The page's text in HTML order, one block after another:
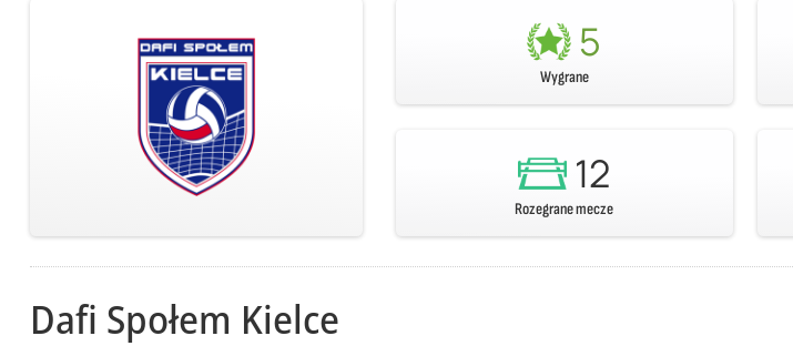
5
Wygrane
12
Rozegrane mecze
Dafi Społem Kielce